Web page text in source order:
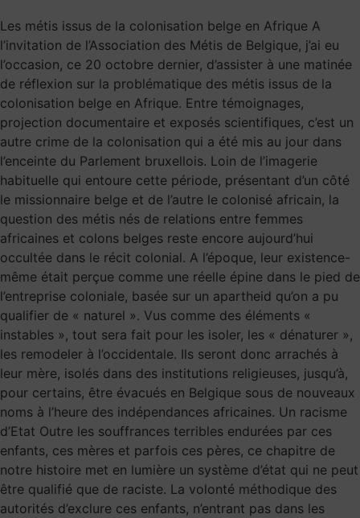
Les métis issus de la colonisation belge en Afrique A
l’invitation de l’Association des Métis de Belgique, j’ai eu
l’occasion, ce 20 octobre dernier, d’assister à une matinée
de réflexion sur la problématique des métis issus de la
colonisation belge en Afrique. Entre témoignages,
projection documentaire et exposés scientifiques, c’est un
autre crime de la colonisation qui a été mis au jour dans
l’enceinte du Parlement bruxellois. Loin de l’imagerie
habituelle qui entoure cette période, présentant d’un côté
le missionnaire belge et de l’autre le colonisé africain, la
question des métis nés de relations entre femmes
africaines et colons belges reste encore aujourd’hui
occultée dans le récit colonial. A l’époque, leur existence-
même était perçue comme une réelle épine dans le pied de
l’entreprise coloniale, basée sur un apartheid qu’on a pu
qualifier de « naturel ». Vus comme des éléments «
instables », tout sera fait pour les isoler, les « dénaturer »,
les remodeler à l’occidentale. Ils seront donc arrachés à
leur mère, isolés dans des institutions religieuses, jusqu’à,
pour certains, être évacués en Belgique sous de nouveaux
noms à l’heure des indépendances africaines. Un racisme
d’Etat Outre les souffrances terribles endurées par ces
enfants, ces mères et parfois ces pères, ce chapitre de
notre histoire met en lumière un système d’état qui ne peut
être qualifié que de raciste. La volonté méthodique des
autorités d’exclure ces enfants, n’entrant pas dans les